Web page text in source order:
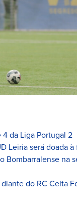
da Liga Portugal 2
Leiria será doada
Bombarralense na
do RC Celta